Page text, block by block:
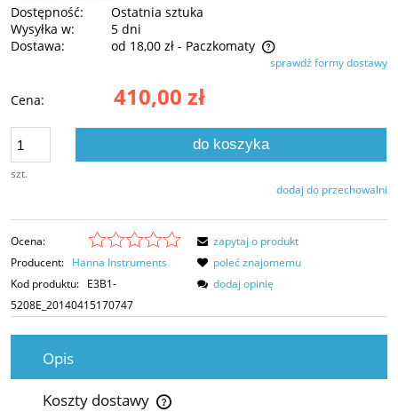
Dostępność:
Ostatnia sztuka
Wysyłka w:
5 dni
Dostawa:
od 18,00 zł - Paczkomaty
Cena nie zawiera ewentualnych kosztów płatnościsprawdź formy dostawy
Cena: 410,00 zł
szt.
do koszyka
dodaj do przechowalni
Ocena:
Producent: Hanna Instruments
Kod produktu: E3B1-
5208E_20140415170747
zapytaj o produkt
poleć znajomemu
dodaj opinię
Opis
Koszty dostawy
Cena nie zawiera ewentualnych kosztów płatności